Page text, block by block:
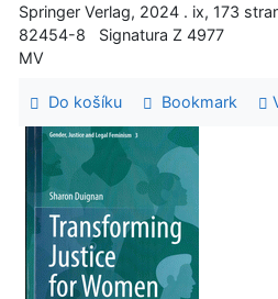
Springer Verlag, 2024 . ix, 173
82454-8 Signatura Z 4977
MV
Do košíku Bookmark